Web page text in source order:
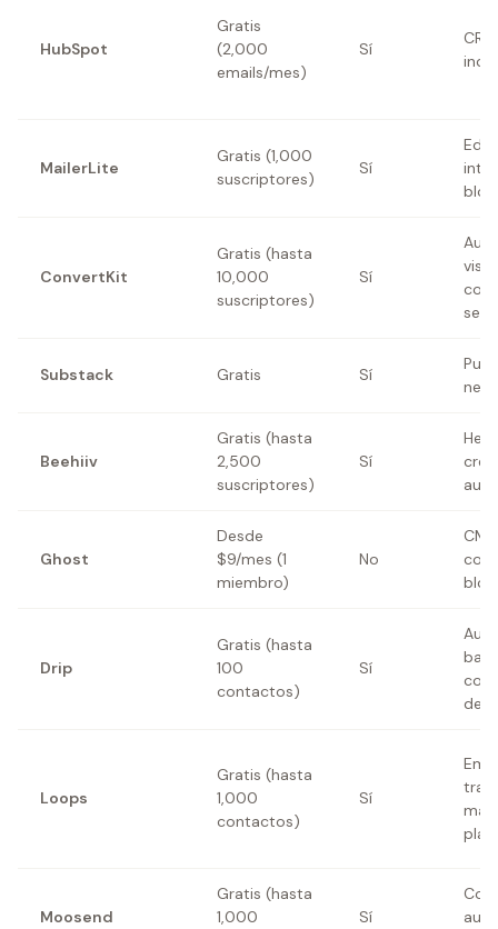
HubSpot
Gratis
(2,000
emails/mes)
Sí
MailerLite
Gratis (1,000
suscriptores)
Sí
ConvertKit
Gratis (hasta
10,000
suscriptores)
Sí
Substack Gratis Sí
Beehiiv
Gratis (hasta
2,500
suscriptores)
Sí
Ghost
Desde
$9/mes (1
miembro)
No
con
Drip
Gratis (hasta
100
contactos)
Sí
de
Loops
Gratis (hasta
1,000
contactos)
Sí
Moosend
Gratis (hasta
1,000
Sí